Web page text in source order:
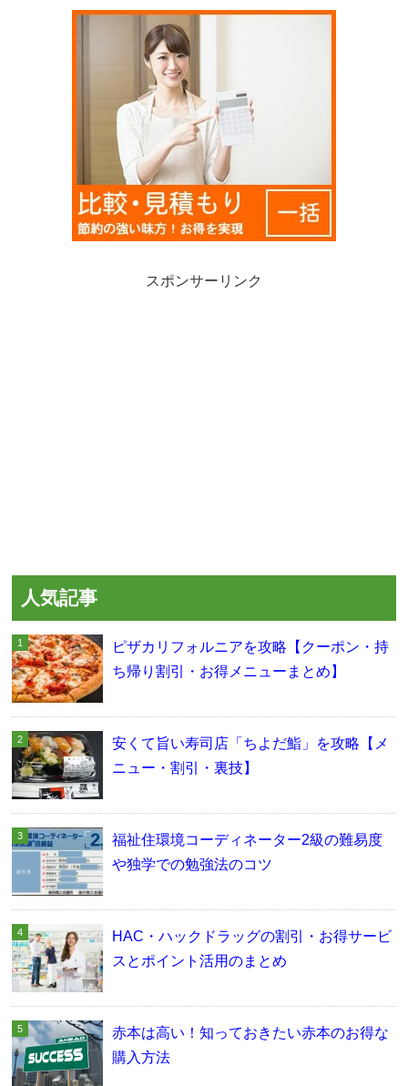
スポンサーリンク
人気記事
ピザカリフォルニアを攻略【クーポン・持
ち帰り割引・お得メニューまとめ】
安くて旨い寿司店「ちよだ鮨」を攻略【メ
ニュー・割引・裏技】
福祉住環境コーディネーター2級の難易度
や独学での勉強法のコツ
HAC・ハックドラッグの割引・お得サービ
スとポイント活用のまとめ
赤本は高い！知っておきたい赤本のお得な
購入方法